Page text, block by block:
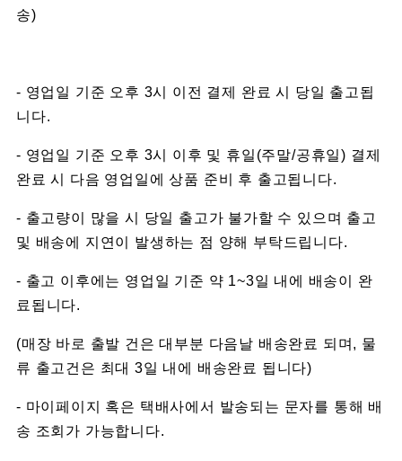
송)
- 영업일 기준 오후 3시 이전 결제 완료 시 당일 출고됩
니다.
- 영업일 기준 오후 3시 이후 및 휴일(주말/공휴일) 결제
완료 시 다음 영업일에 상품 준비 후 출고됩니다.
- 출고량이 많을 시 당일 출고가 불가할 수 있으며 출고
및 배송에 지연이 발생하는 점 양해 부탁드립니다.
- 출고 이후에는 영업일 기준 약 1~3일 내에 배송이 완
료됩니다.
(매장 바로 출발 건은 대부분 다음날 배송완료 되며, 물
류 출고건은 최대 3일 내에 배송완료 됩니다)
- 마이페이지 혹은 택배사에서 발송되는 문자를 통해 배
송 조회가 가능합니다.